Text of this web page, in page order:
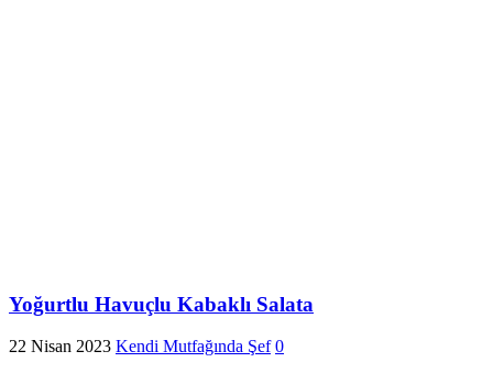
Yoğurtlu Havuçlu Kabaklı Salata
22 Nisan 2023 Kendi Mutfağında Şef 0